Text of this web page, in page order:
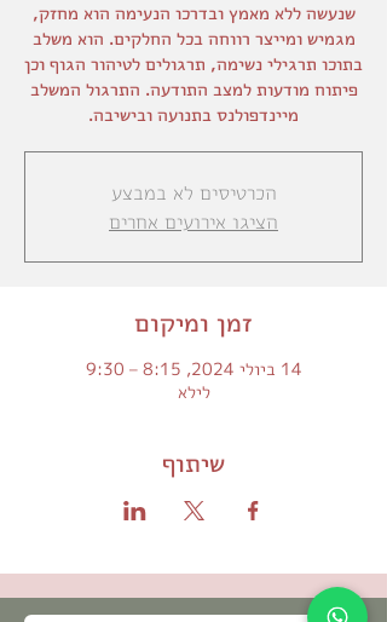
שנעשה ללא מאמץ ובדרכו הנעימה הוא מחזק,
מגמיש ומייצר רווחה בכל החלקים. הוא משלב
בתוכו תרגילי נשימה, תרגולים לטיהור הגוף וכן
פיתוח מודעות למצב התודעה. התרגול המשלב
מיינדפולנס בתנועה ובישיבה.
הכרטיסים לא במבצע
הציגו אירועים אחרים
זמן ומיקום
14 ביולי 2024, 8:15 – 9:30
לילא
שיתוף